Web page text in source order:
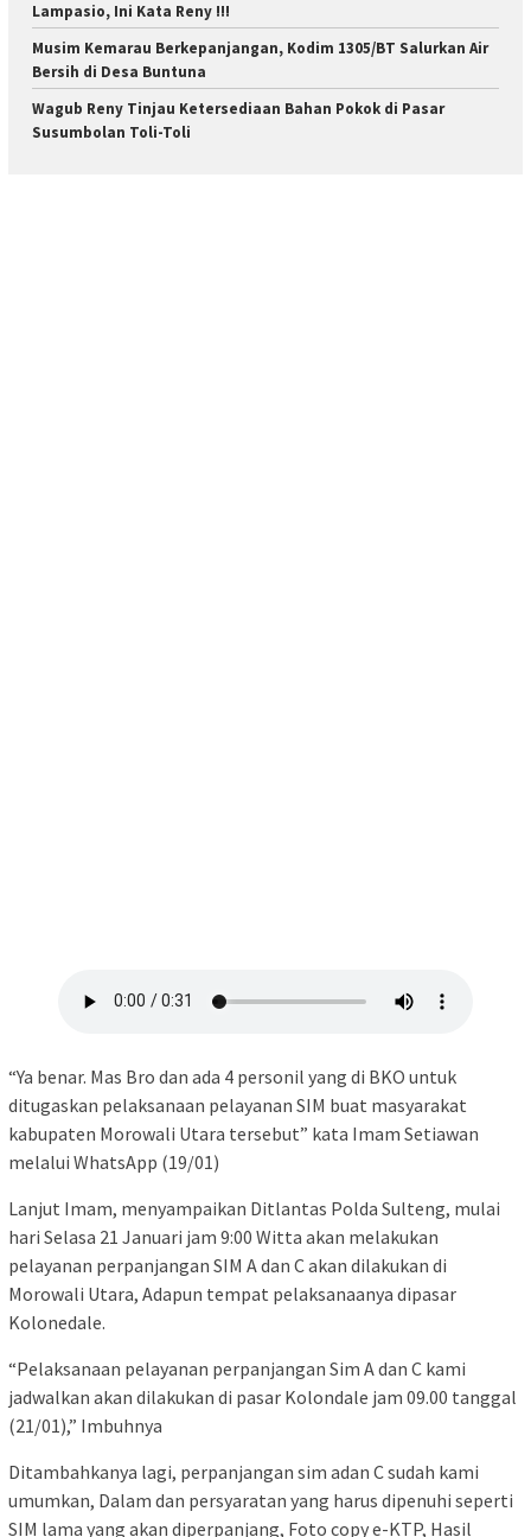
Lampasio, Ini Kata Reny !!!
Musim Kemarau Berkepanjangan, Kodim 1305/BT Salurkan Air
Bersih di Desa Buntuna
Wagub Reny Tinjau Ketersediaan Bahan Pokok di Pasar
Susumbolan Toli-Toli
“Ya benar. Mas Bro dan ada 4 personil yang di BKO untuk
ditugaskan pelaksanaan pelayanan SIM buat masyarakat
kabupaten Morowali Utara tersebut” kata Imam Setiawan
melalui WhatsApp (19/01)
Lanjut Imam, menyampaikan Ditlantas Polda Sulteng, mulai
hari Selasa 21 Januari jam 9:00 Witta akan melakukan
pelayanan perpanjangan SIM A dan C akan dilakukan di
Morowali Utara, Adapun tempat pelaksanaanya dipasar
Kolonedale.
“Pelaksanaan pelayanan perpanjangan Sim A dan C kami
jadwalkan akan dilakukan di pasar Kolondale jam 09.00 tanggal
(21/01),” Imbuhnya
Ditambahkanya lagi, perpanjangan sim adan C sudah kami
umumkan, Dalam dan persyaratan yang harus dipenuhi seperti
SIM lama yang akan diperpanjang, Foto copy e-KTP, Hasil